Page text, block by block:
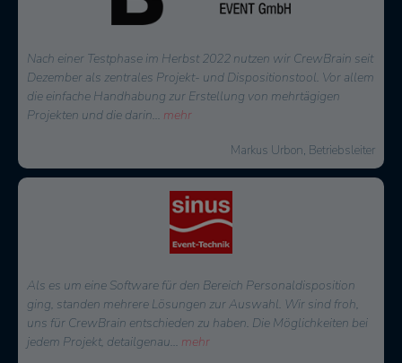
Nach einer Testphase im Herbst 2022 nutzen wir CrewBrain seit
Dezember als zentrales Projekt- und Dispositionstool. Vor allem
die einfache Handhabung zur Erstellung von mehrtägigen
Projekten und die darin... mehr
Markus Urbon, Betriebsleiter
Als es um eine Software für den Bereich Personaldisposition
ging, standen mehrere Lösungen zur Auswahl. Wir sind froh,
uns für CrewBrain entschieden zu haben. Die Möglichkeiten bei
jedem Projekt, detailgenau... mehr